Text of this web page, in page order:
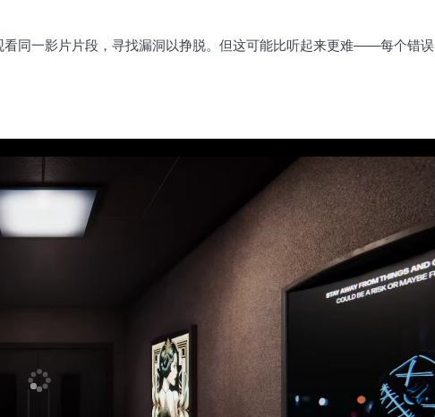
同一影片片段，寻找漏洞以挣脱。但这可能比听起来更难——每个错误